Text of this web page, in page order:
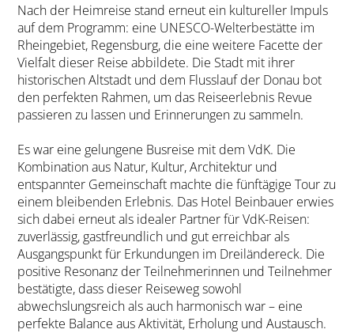
Nach der Heimreise stand erneut ein kultureller Impuls
auf dem Programm: eine UNESCO-Welterbestätte im
Rheingebiet, Regensburg, die eine weitere Facette der
Vielfalt dieser Reise abbildete. Die Stadt mit ihrer
historischen Altstadt und dem Flusslauf der Donau bot
den perfekten Rahmen, um das Reiseerlebnis Revue
passieren zu lassen und Erinnerungen zu sammeln.
Es war eine gelungene Busreise mit dem VdK. Die
Kombination aus Natur, Kultur, Architektur und
entspannter Gemeinschaft machte die fünftägige Tour zu
einem bleibenden Erlebnis. Das Hotel Beinbauer erwies
sich dabei erneut als idealer Partner für VdK-Reisen:
zuverlässig, gastfreundlich und gut erreichbar als
Ausgangspunkt für Erkundungen im Dreiländereck. Die
positive Resonanz der Teilnehmerinnen und Teilnehmer
bestätigte, dass dieser Reiseweg sowohl
abwechslungsreich als auch harmonisch war – eine
perfekte Balance aus Aktivität, Erholung und Austausch.